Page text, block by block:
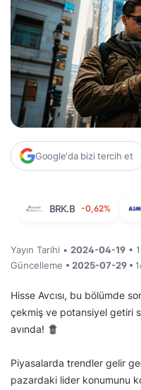
Google'da bizi tercih et
BRK.B -0,62%
Yayın Tarihi • 2024-04-19 •
Güncelleme • 2025-07-29 •
Hisse Avcısı, bu bölümde
çekmiş ve potansiyel getiri
avında!
Piyasalarda trendler gelir
pazardaki lider konumunu